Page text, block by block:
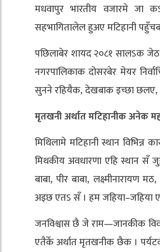
मधवापुर भारतीय वजारमे जा
सहभागितालेल हुअए मटिहानी
पछिलाबेर शायद २०८१ सालऽक
नगरपालिकाक दोसरबेर मेयर
सुनने रहियैक, देखबाक इच्छा छलए,
मृतखनी अर्थात मटिहानीक अनेक
मिथिलामे मटिहानी स्थान
मिथकीय अवधारणा एहि स्थान
बाबा, पीर बाबा, लक्ष्मीनारायण
अइछ एतऽ सँ । हम जहिया–जहिया
जनविश्वास छै जे राम—जानकीक
एतैकेँ अर्थात मृतखनीक छैक ।